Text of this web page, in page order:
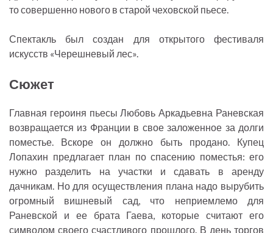
n
то совершенно нового в старой чеховской пьесе.
Спектакль был создан для открытого фестиваля
искусств «Черешневый лес».
Сюжет
Главная героиня пьесы Любовь Аркадьевна Раневская
возвращается из Франции в свое заложенное за долги
поместье. Вскоре он должно быть продано. Купец
Лопахин предлагает план по спасению поместья: его
нужно разделить на участки и сдавать в аренду
дачникам. Но для осуществления плана надо вырубить
огромный вишневый сад, что неприемлемо для
Раневской и ее брата Гаева, которые считают его
символом своего счастливого прошлого. В день торгов